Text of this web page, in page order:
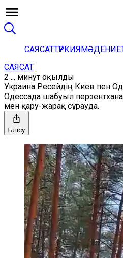
САЯСАТТҮРКИЯ
САЯСАТ
2 ... минут оқылды
Украина Ресейдің Киев пен
Одессада шабуыл
мен қару-жарақ сұрауда.
Бөлісу